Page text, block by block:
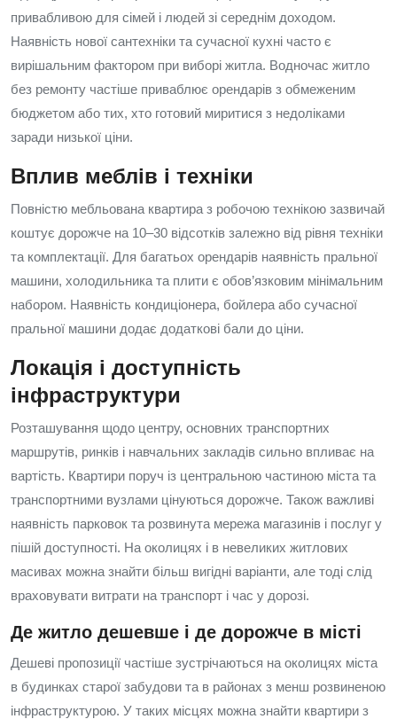
привабливою для сімей і людей зі середнім доходом.
Наявність нової сантехніки та сучасної кухні часто є
вирішальним фактором при виборі житла. Водночас житло
без ремонту частіше приваблює орендарів з обмеженим
бюджетом або тих, хто готовий миритися з недоліками
заради низької ціни.
Вплив меблів і техніки
Повністю мебльована квартира з робочою технікою зазвичай
коштує дорожче на 10–30 відсотків залежно від рівня техніки
та комплектації. Для багатьох орендарів наявність пральної
машини, холодильника та плити є обов’язковим мінімальним
набором. Наявність кондиціонера, бойлера або сучасної
пральної машини додає додаткові бали до ціни.
Локація і доступність
інфраструктури
Розташування щодо центру, основних транспортних
маршрутів, ринків і навчальних закладів сильно впливає на
вартість. Квартири поруч із центральною частиною міста та
транспортними вузлами цінуються дорожче. Також важливі
наявність парковок та розвинута мережа магазинів і послуг у
пішій доступності. На околицях і в невеликих житлових
масивах можна знайти більш вигідні варіанти, але тоді слід
враховувати витрати на транспорт і час у дорозі.
Де житло дешевше і де дорожче в місті
Дешеві пропозиції частіше зустрічаються на околицях міста
в будинках старої забудови та в районах з менш розвиненою
інфраструктурою. У таких місцях можна знайти квартири з